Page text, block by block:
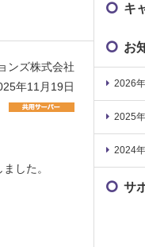
ンズ株式会社
年11月19日
した。
キ
お
2026年
2025年
2024年
サ